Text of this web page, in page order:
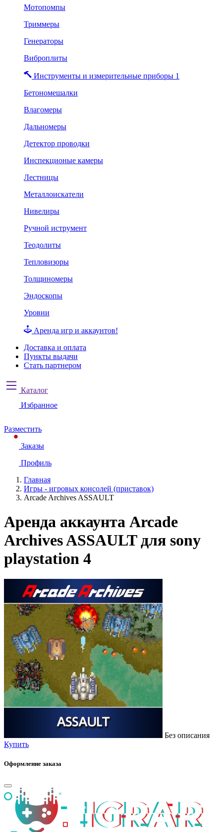
Мотопомпы
Триммеры
Генераторы
Виброплиты
Инструменты и измерительные приборы 1
Бетономешалки
Влагомеры
Дальномеры
Детектор проводки
Инспекционые камеры
Лестницы
Металлоискатели
Нивелиры
Ручной иструмент
Теодолиты
Тепловизоры
Толщиномеры
Эндоскопы
Уровни
Аренда игр и аккаунтов!
Доставка и оплата
Пункты выдачи
Стать партнером
Каталог
Избранное
Разместить
Заказы
Профиль
Главная
Игры - игровых консолей (приставок)
Arcade Archives ASSAULT
Аренда аккаунта Arcade
Archives ASSAULT для sony
playstation 4
Без описания
Купить
Оформление заказа